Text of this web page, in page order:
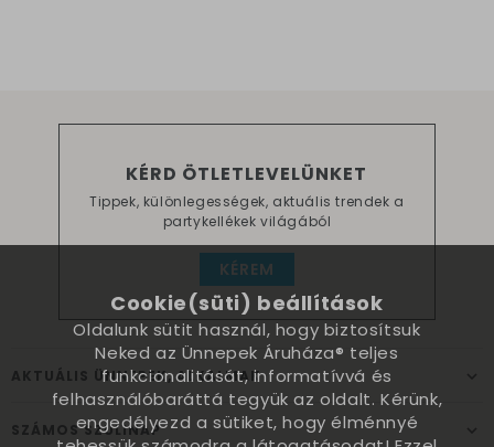
KÉRD ÖTLETLEVELÜNKET
Tippek, különlegességek, aktuális trendek a
partykellékek világából
KÉREM
AKTUÁLIS ÜNNEPEK, ALKALMAK
SZÁMOS SZÜLINAP
Cookie(süti) beállítások
Oldalunk sütit használ, hogy biztosítsuk
Neked az Ünnepek Áruháza® teljes
funkcionalitását, informatívvá és
felhasználóbaráttá tegyük az oldalt. Kérünk,
engedélyezd a sütiket, hogy élménnyé